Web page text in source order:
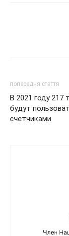
попередня стаття
В 2021 году 217
будут
счетчиками
Член